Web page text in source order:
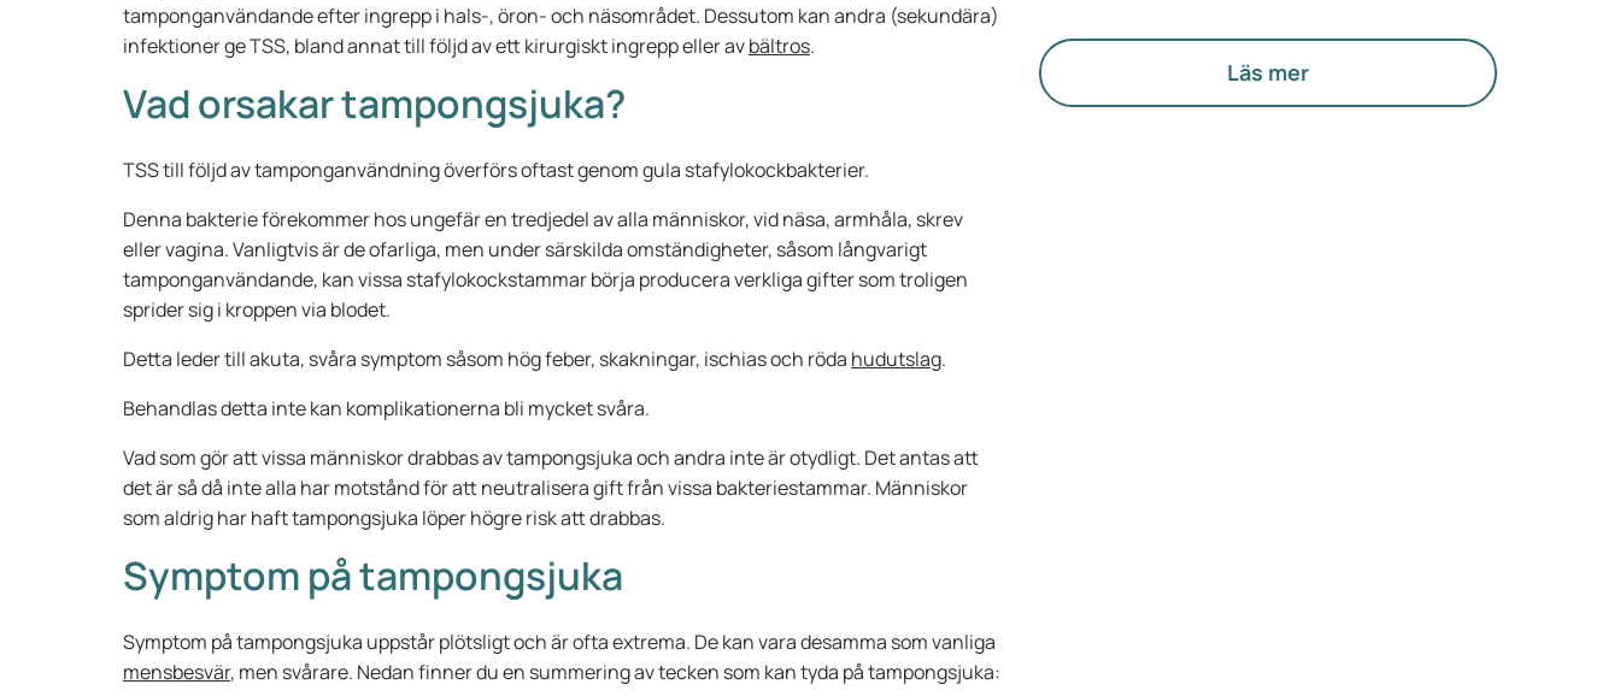
tamponganvändande efter ingrepp i hals-, öron- och näsområdet. Dessutom kan andra (sekundära)
infektioner ge TSS, bland annat till följd av ett kirurgiskt ingrepp eller avbältros.
Vad orsakar tampongsjuka?
TSS till följd av tamponganvändning överförs oftast genom gula stafylokockbakterier.
Denna bakterie förekommer hos ungefär en tredjedel av alla människor, vid näsa, armhåla, skrev
eller vagina. Vanligtvis är de ofarliga, men under särskilda omständigheter, såsom långvarigt
tamponganvändande, kan vissa stafylokockstammar börja producera verkliga gifter som troligen
sprider sig i kroppen via blodet.
Detta leder till akuta, svåra symptom såsom hög feber, skakningar, ischias och röda hudutslag.
Behandlas detta inte kan komplikationerna bli mycket svåra.
Vad som gör att vissa människor drabbas av tampongsjuka och andra inte är otydligt. Det antas att
det är så då inte alla har motstånd för att neutralisera gift från vissa bakteriestammar. Människor
som aldrig har haft tampongsjuka löper högre risk att drabbas.
Symptom på tampongsjuka
Symptom på tampongsjuka uppstår plötsligt och är ofta extrema. De kan vara desamma som vanliga
mensbesvär, men svårare. Nedan finner du en summering av tecken som kan tyda på tampongsjuka:
Läs mer